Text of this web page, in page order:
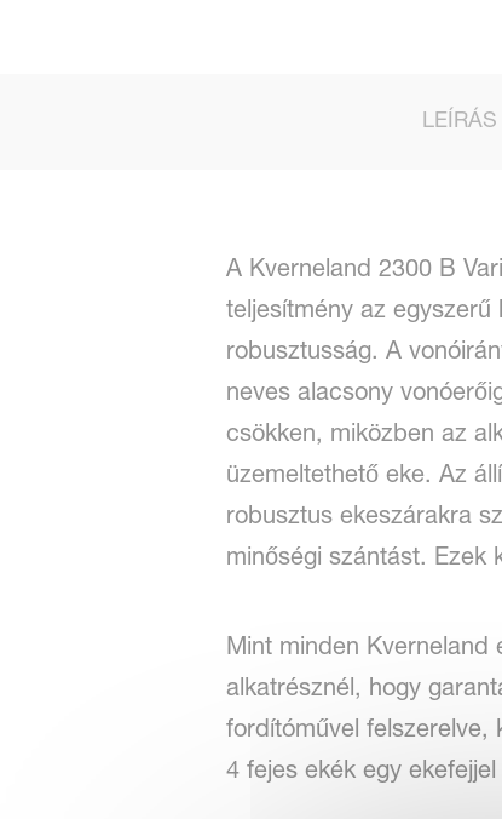
LEÍRÁS
A Kverneland 2300 B
teljesítmény az
robusztusság. A
neves alacsony
csökken, miközben az
üzemeltethető eke. Az
robusztus ekeszárakra
minőségi szántást. Ezek
Mint minden Kverneland
alkatrésznél, hogy
fordítóművel felszerelve,
4 fejes ekék egy